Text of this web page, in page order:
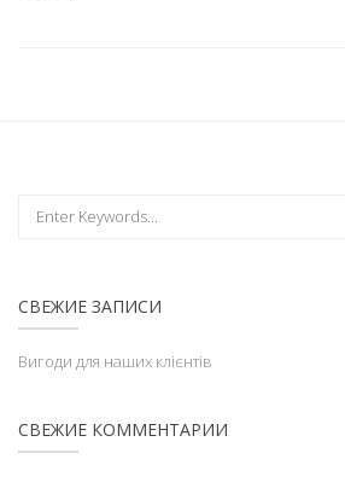
СВЕЖИЕ ЗАПИСИ
Вигоди для наших клієнтів
СВЕЖИЕ КОММЕНТАРИИ